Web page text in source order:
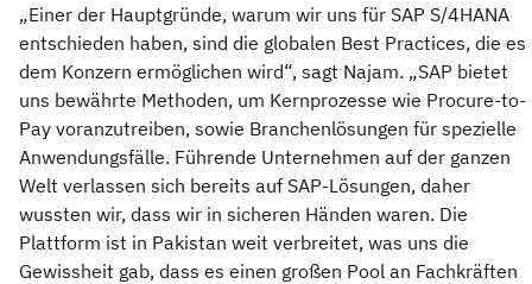
„Einer der Hauptgründe, warum wir uns für SAP S/4HANA
entschieden haben, sind die globalen Best Practices, die es
dem Konzern ermöglichen wird“, sagt Najam. „SAP bietet
uns bewährte Methoden, um Kernprozesse wie Procure-to-
Pay voranzutreiben, sowie Branchenlösungen für spezielle
Anwendungsfälle. Führende Unternehmen auf der ganzen
Welt verlassen sich bereits auf SAP-Lösungen, daher
wussten wir, dass wir in sicheren Händen waren. Die
Plattform ist in Pakistan weit verbreitet, was uns die
Gewissheit gab, dass es einen großen Pool an Fachkräften